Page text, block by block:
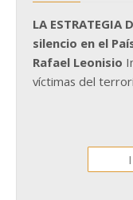
LA ESTRATEGIA
silencio en el
Rafael Leonisio
víctimas del